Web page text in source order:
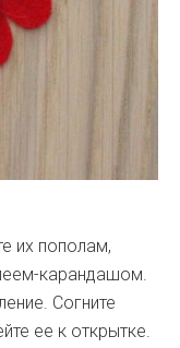
их пополам,
карандашом.
Согните
ее к открытке.